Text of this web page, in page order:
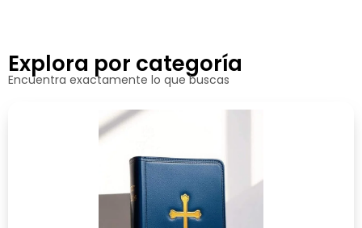
Explora por categoría
Encuentra exactamente lo que buscas